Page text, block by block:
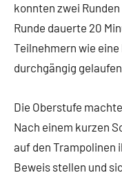
konnten zwei
Runde dauerte 20
Teilnehmern wie
durchgängig
Die Oberstufe
Nach einem kurzen
auf den Trampolinen
Beweis stellen und